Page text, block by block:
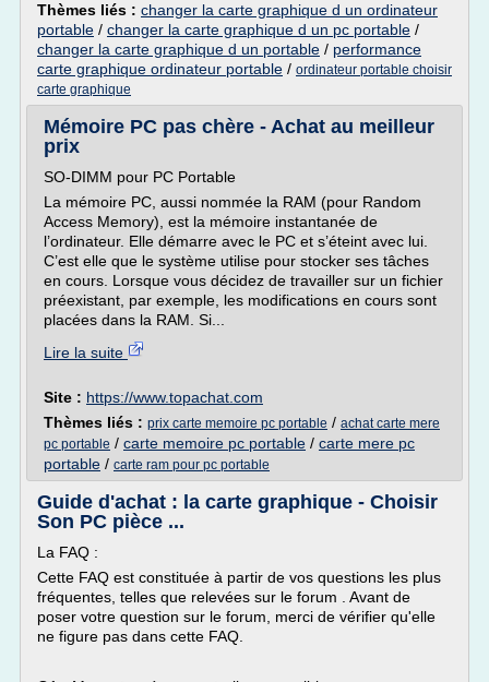
Thèmes liés : changer la carte graphique d un ordinateur
portable / changer la carte graphique d un pc portable /
changer la carte graphique d un portable / performance
carte graphique ordinateur portable / ordinateur portable choisir
carte graphique
Mémoire PC pas chère - Achat au meilleur
prix
SO-DIMM pour PC Portable
La mémoire PC, aussi nommée la RAM (pour Random
Access Memory), est la mémoire instantanée de
l’ordinateur. Elle démarre avec le PC et s’éteint avec lui.
C’est elle que le système utilise pour stocker ses tâches
en cours. Lorsque vous décidez de travailler sur un fichier
préexistant, par exemple, les modifications en cours sont
placées dans la RAM. Si...
Lire la suite
Site : https://www.topachat.com
Thèmes liés : prix carte memoire pc portable / achat carte mere
pc portable / carte memoire pc portable / carte mere pc
portable / carte ram pour pc portable
Guide d'achat : la carte graphique - Choisir
Son PC pièce ...
La FAQ :
Cette FAQ est constituée à partir de vos questions les plus
fréquentes, telles que relevées sur le forum . Avant de
poser votre question sur le forum, merci de vérifier qu'elle
ne figure pas dans cette FAQ.